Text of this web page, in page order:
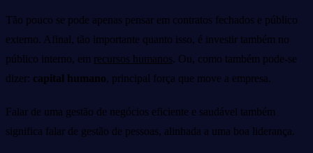
Tão pouco se pode apenas pensar em contratos fechados e público
externo. Afinal, tão importante quanto isso, é investir também no
público interno, em recursos humanos. Ou, como também pode-se
dizer: capital humano, principal força que move a empresa.
Falar de uma gestão de negócios eficiente e saudável também
significa falar de gestão de pessoas, alinhada a uma boa liderança.